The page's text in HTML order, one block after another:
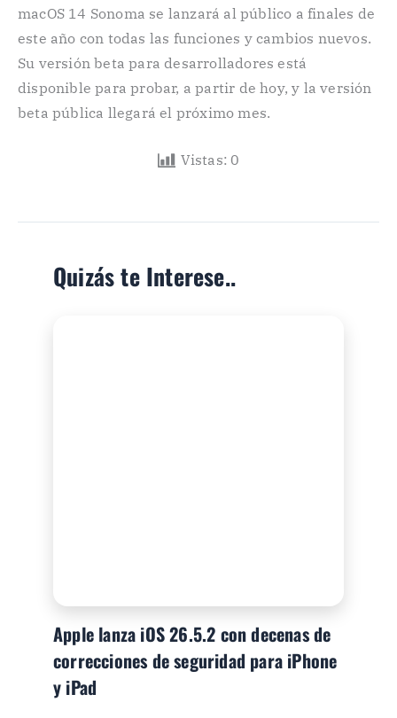
macOS 14 Sonoma se lanzará al público a finales de
este año con todas las funciones y cambios nuevos.
Su versión beta para desarrolladores está
disponible para probar, a partir de hoy, y la versión
beta pública llegará el próximo mes.
Vistas: 0
Quizás te Interese..
Apple lanza iOS 26.5.2 con decenas de
correcciones de seguridad para iPhone
y iPad